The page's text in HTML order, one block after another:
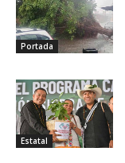
Portada
Estatal